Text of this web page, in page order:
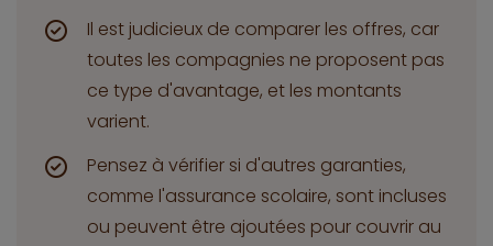
Il est judicieux de comparer les offres, car
toutes les compagnies ne proposent pas
ce type d'avantage, et les montants
varient.
Pensez à vérifier si d'autres garanties,
comme l'assurance scolaire, sont incluses
ou peuvent être ajoutées pour couvrir au